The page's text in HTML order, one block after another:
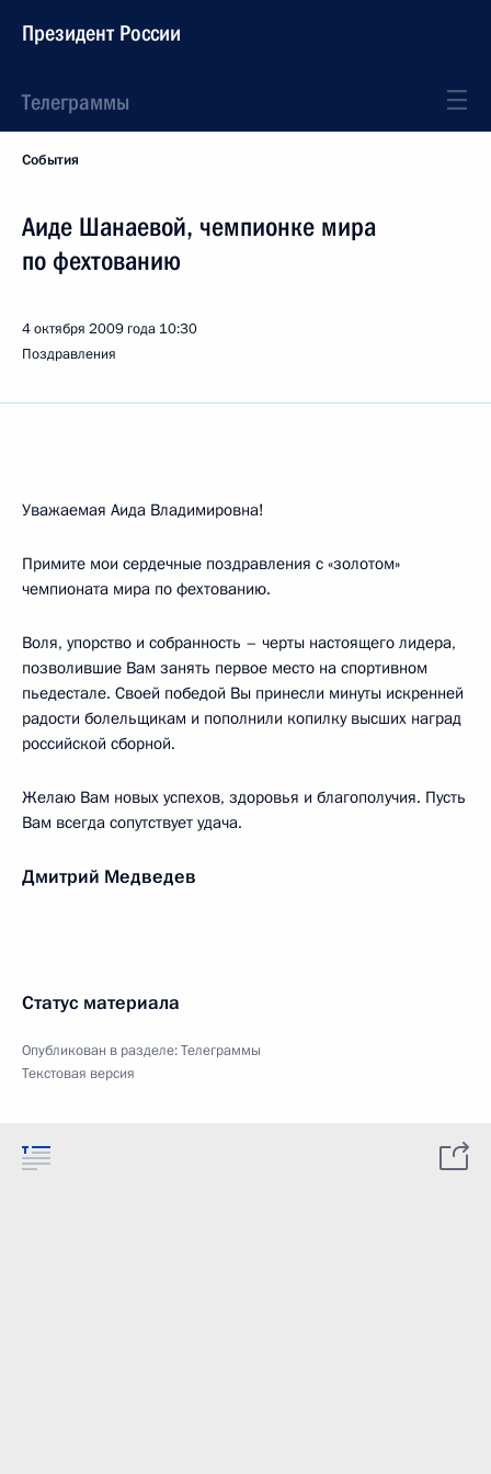
Президент России
Телеграммы
События
Аиде Шанаевой, чемпионке мира
по фехтованию
4 октября 2009 года 10:30
Поздравления
Уважаемая Аида Владимировна!
Примите мои сердечные поздравления с «золотом»
чемпионата мира по фехтованию.
Воля, упорство и собранность – черты настоящего лидера,
позволившие Вам занять первое место на спортивном
пьедестале. Своей победой Вы принесли минуты искренней
радости болельщикам и пополнили копилку высших наград
российской сборной.
Желаю Вам новых успехов, здоровья и благополучия. Пусть
Вам всегда сопутствует удача.
Дмитрий Медведев
Статус материала
Опубликован в разделе:Телеграммы
Текстовая версия